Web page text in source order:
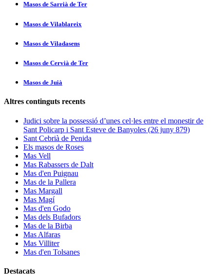
Masos de Sarrià de Ter
Masos de Vilablareix
Masos de Viladasens
Masos de Cervià de Ter
Masos de Juià
Altres continguts recents
Judici sobre la possessió d’unes cel·les entre el monestir de
Sant Policarp i Sant Esteve de Banyoles (26 juny 879)
Sant Cebrià de Penida
Els masos de Roses
Mas Vell
Mas Rabassers de Dalt
Mas d'en Puignau
Mas de la Pallera
Mas Margall
Mas Magí
Mas d'en Godo
Mas dels Bufadors
Mas de la Birba
Mas Alfaras
Mas Villiter
Mas d'en Tolsanes
Destacats